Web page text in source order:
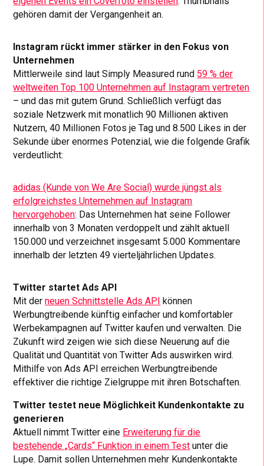
gehören damit der Vergangenheit an.
Instagram rückt immer stärker in den Fokus von
Unternehmen
Mittlerweile sind laut Simply Measured rund 59 % der
weltweiten Top 100 Unternehmen auf Instagram vertreten
– und das mit gutem Grund. Schließlich verfügt das
soziale Netzwerk mit monatlich 90 Millionen aktiven
Nutzern, 40 Millionen Fotos je Tag und 8.500 Likes in der
Sekunde über enormes Potenzial, wie die folgende Grafik
verdeutlicht:
adidas (Kunde von We Are Social) wurde jüngst als
erfolgreichstes Unternehmen auf Instagram
hervorgehoben: Das Unternehmen hat seine Follower
innerhalb von 3 Monaten verdoppelt und zählt aktuell
150.000 und verzeichnet insgesamt 5.000 Kommentare
innerhalb der letzten 49 vierteljährlichen Updates.
Twitter startet Ads API
Mit derneuen Schnittstelle Ads API
können
Werbungtreibende künftig einfacher und komfortabler
Werbekampagnen auf Twitter kaufen und verwalten. Die
Zukunft wird zeigen wie sich diese Neuerung auf die
Qualität und Quantität von Twitter Ads auswirken wird.
Mithilfe von Ads API erreichen Werbungtreibende
effektiver die richtige Zielgruppe mit ihren Botschaften.
Twitter testet neue Möglichkeit Kundenkontakte zu
generieren
Aktuell nimmt Twitter eine Erweiterung für die
bestehende „Cards“ Funktion in einem Test unter die
Lupe. Damit sollen Unternehmen mehr Kundenkontakte